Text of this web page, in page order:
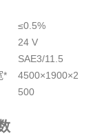
≤0.5%
24 V
SAE3/11.5
*
4500×1900×2
500